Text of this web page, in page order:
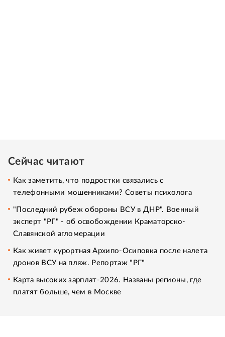
Сейчас читают
Как заметить, что подростки связались с
телефонными мошенниками? Советы психолога
"Последний рубеж обороны ВСУ в ДНР". Военный
эксперт "РГ" - об освобождении Краматорско-
Славянской агломерации
Как живет курортная Архипо-Осиповка после налета
дронов ВСУ на пляж. Репортаж "РГ"
Карта высоких зарплат-2026. Названы регионы, где
платят больше, чем в Москве